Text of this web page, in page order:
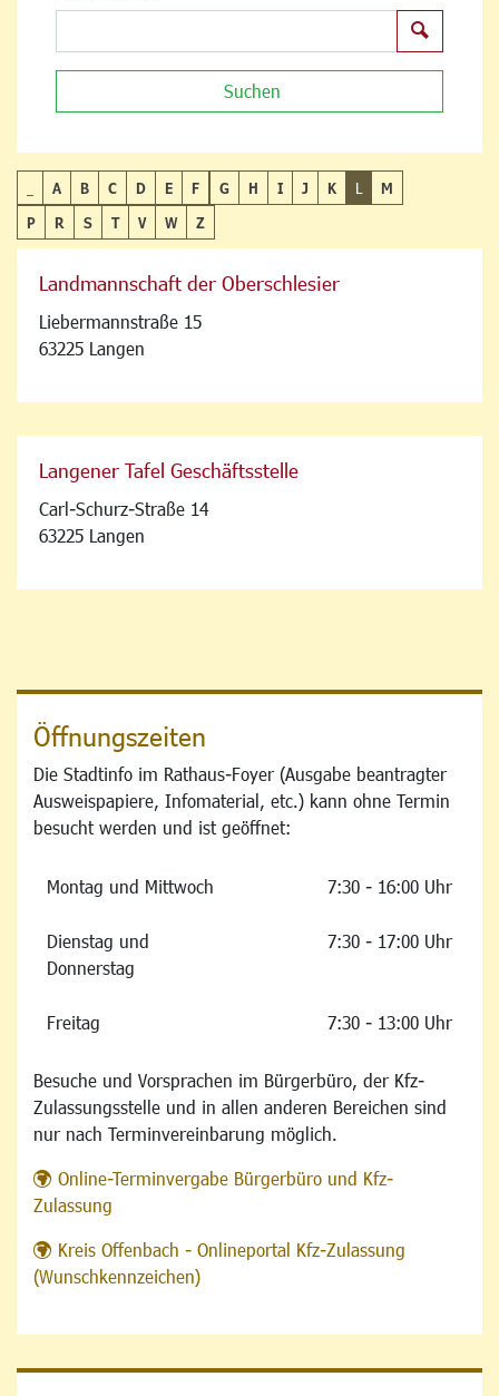
Suchen
A B C D E F G H I J K L
M
P
R S T V W Z
Landmannschaft der Oberschlesier
Liebermannstraße 15
63225 Langen
Langener Tafel Geschäftsstelle
Carl-Schurz-Straße 14
63225 Langen
Öffnungszeiten
Die Stadtinfo im Rathaus-Foyer (Ausgabe beantragter
Ausweispapiere, Infomaterial, etc.) kann ohne Termin
besucht werden und ist geöffnet:
Montag und Mittwoch 7:30 - 16:00 Uhr
Dienstag und
Donnerstag
7:30 - 17:00 Uhr
Freitag 7:30 - 13:00 Uhr
Besuche und Vorsprachen im Bürgerbüro, der Kfz-
Zulassungsstelle und in allen anderen Bereichen sind
nur nach Terminvereinbarung möglich.
Online-Terminvergabe Bürgerbüro und Kfz-
Zulassung
Kreis Offenbach - Onlineportal Kfz-Zulassung
(Wunschkennzeichen)